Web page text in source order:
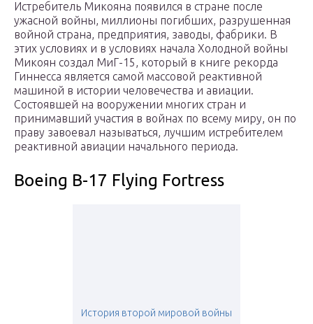
Истребитель Микояна появился в стране после
ужасной войны, миллионы погибших, разрушенная
войной страна, предприятия, заводы, фабрики. В
этих условиях и в условиях начала Холодной войны
Микоян создал МиГ-15, который в книге рекорда
Гиннесса является самой массовой реактивной
машиной в истории человечества и авиации.
Состоявшей на вооружении многих стран и
принимавший участия в войнах по всему миру, он по
праву завоевал называться, лучшим истребителем
реактивной авиации начального периода.
Boeing B-17 Flying Fortress
История второй мировой войны